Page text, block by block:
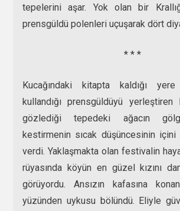
tepelerini aşar. Yok olan bir
prensgüldü polenleri uçuşarak dört
* * *
Kucağındaki kitapta kaldığı
kullandığı prensgüldüyü yerleştiren
gözlediği tepedeki ağacın
kestirmenin sıcak düşüncesinin içini
verdi. Yaklaşmakta olan festivalin
rüyasında köyün en güzel kızını
görüyordu. Ansızın kafasına
yüzünden uykusu bölündü. Eliyle